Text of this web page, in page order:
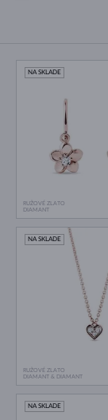
RUŽOVÉ ZLATO
DIAMANT
NA SKLADE
RUŽOVÉ ZLATO
DIAMANT & DIAMANT
NA SKLADE
NA SKLADE